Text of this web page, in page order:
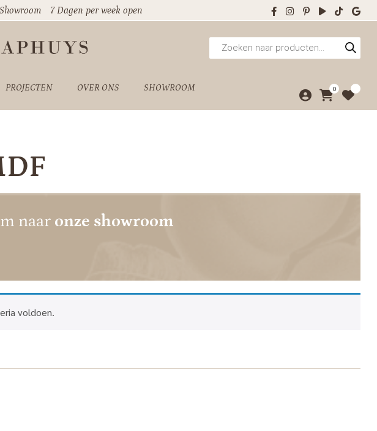
7 Dagen per week open
Producten
zoeken
PROJECTEN OVER ONS SHOWROOM 0
naar onze showroom
voldoen.